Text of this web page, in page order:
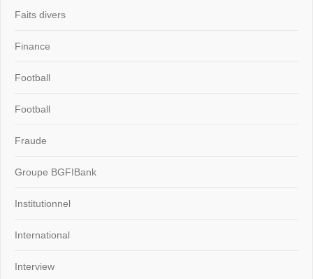
Faits divers
Finance
Football
Football
Fraude
Groupe BGFIBank
Institutionnel
International
Interview